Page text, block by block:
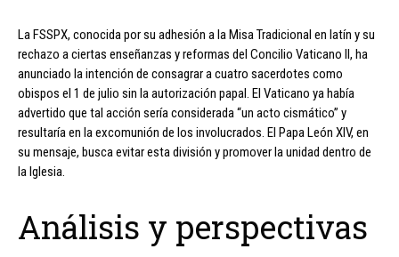
La FSSPX, conocida por su adhesión a la Misa Tradicional en latín y su
rechazo a ciertas enseñanzas y reformas del Concilio Vaticano II, ha
anunciado la intención de consagrar a cuatro sacerdotes como
obispos el 1 de julio sin la autorización papal. El Vaticano ya había
advertido que tal acción sería considerada “un acto cismático” y
resultaría en la excomunión de los involucrados. El Papa León XIV, en
su mensaje, busca evitar esta división y promover la unidad dentro de
la Iglesia.
Análisis y perspectivas